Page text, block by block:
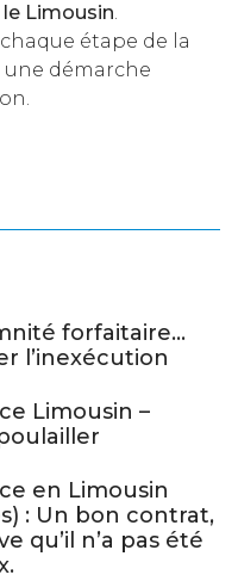
Limousin.
étape de la
démarche
forfaitaire…
l’inexécution
Limousin –
en Limousin
: Un bon contrat,
qu’il n’a pas été